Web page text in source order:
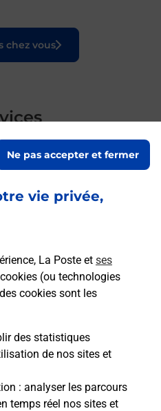
vie privée,
La Poste et ses
(ou technologies
cookies sont les
des statistiques
de nos sites et
: analyser les parcours
temps réel nos sites et
Ne pas accepter et fermer
chez vous
onglet
ou reconditionné
pas cher proche
notre offre de
vos bureaux de
(35960) !
En